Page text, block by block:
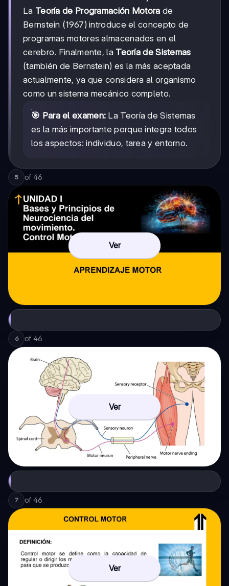
La Teoría de Programación Motora de
Bernstein (1967) introduce el concepto de
programas motores almacenados en el
cerebro. Finalmente, la Teoría de Sistemas
(también de Bernstein) es la más aceptada
actualmente, ya que considera al organismo
como un sistema mecánico completo.
🎯 Para el examen: La Teoría de Sistemas
es la más importante porque integra todos
los aspectos: individuo, tarea y entorno.
5 of 46
Ver
6 of 46
Ver
7 of 46
Ver